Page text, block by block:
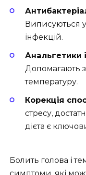
Виписуються
інфекцій.
Анальгетики
Допомагають
температуру.
Корекція
стресу,
дієта є
Болить голова і